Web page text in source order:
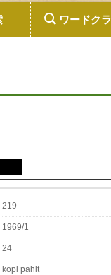
ワードク
219
1969/1
24
kopi pahit